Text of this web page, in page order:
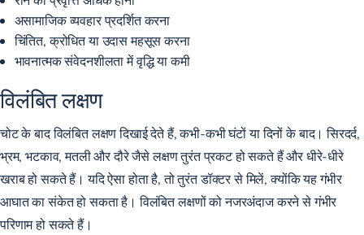
असामाजिक व्यवहार प्रदर्शित करना
चिंतित, क्रोधित या उदास महसूस करना
भावनात्मक संवेदनशीलता में वृद्धि या कमी
विलंबित लक्षण
चोट के बाद विलंबित लक्षण दिखाई देते हैं, कभी-कभी घंटों या दिनों के बाद। सिरदर्द,
भ्रम, भटकाव, मतली और दौरे जैसे लक्षण तुरंत प्रकट हो सकते हैं और धीरे-धीरे
खराब हो सकते हैं। यदि ऐसा होता है, तो तुरंत डॉक्टर से मिलें, क्योंकि यह गंभीर
आघात का संकेत हो सकता है। विलंबित लक्षणों को नजरअंदाज करने से गंभीर
परिणाम हो सकते हैं।